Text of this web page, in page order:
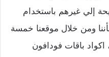
إلي غيرهم باستخدام
ومن خلال موقعنا خمسة
باقات فودافون